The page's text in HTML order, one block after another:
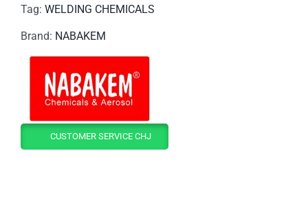
Tag: WELDING CHEMICALS
Brand: NABAKEM
CUSTOMER SERVICE CHJ